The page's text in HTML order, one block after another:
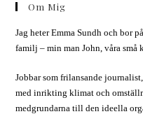
Om Mig
Jag heter Emma Sundh och bor
familj – min man John, våra små
Jobbar som frilansande
med inrikting klimat och
medgrundarna till den ideella